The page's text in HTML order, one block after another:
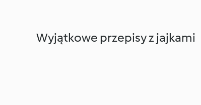
Wyjątkowe przepisy z jajkami